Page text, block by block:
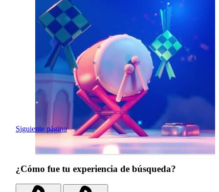
Siguiente página
¿Cómo fue tu experiencia de búsqueda?